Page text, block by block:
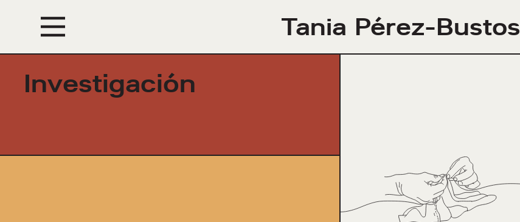
Tania Pérez-Bustos
Eventos
Investigación